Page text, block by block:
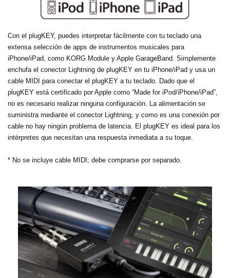
Con el plugKEY, puedes interpretar fácilmente con tu teclado una
extensa selección de apps de instrumentos musicales para
iPhone/iPad, como KORG Module y Apple GarageBand. Simplemente
enchufa el conector Lightning de plugKEY en tu iPhone/iPad y usa un
cable MIDI para conectar el plugKEY a tu teclado. Dado que el
plugKEY está certificado por Apple como “Made for iPod/iPhone/iPad”,
no es necesario realizar ninguna configuración. La alimentación se
suministra mediante el conector Lightning, y como es una conexión por
cable no hay ningún problema de latencia. El plugKEY es ideal para los
intérpretes que necesitan una respuesta inmediata a su toque.
* No se incluye cable MIDI; debe comprarse por separado.